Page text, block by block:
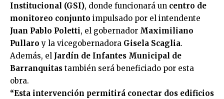
Institucional (GSI), donde funcionará un centro de
monitoreo conjunto impulsado por el intendente
Juan Pablo Poletti, el gobernador Maximiliano
Pullaro y la vicegobernadora Gisela Scaglia.
Además, el Jardín de Infantes Municipal de
Barranquitas también será beneficiado por esta
obra.
“Esta intervención permitirá conectar dos edificios